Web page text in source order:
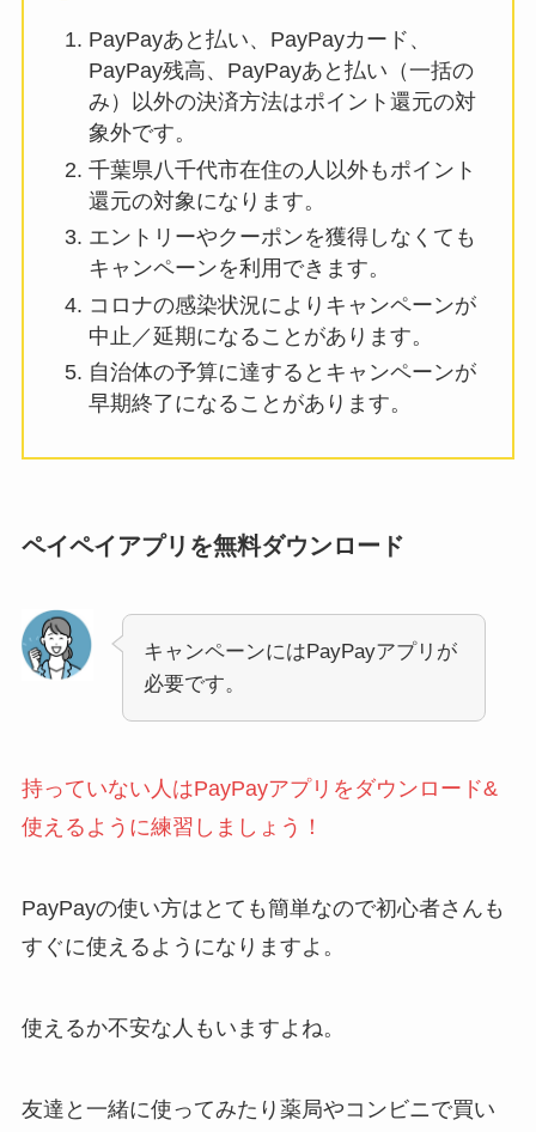
PayPayあと払い、PayPayカード、
PayPay残高、PayPayあと払い（一括の
み）以外の決済方法はポイント還元の対
象外です。
千葉県八千代市在住の人以外もポイント
還元の対象になります。
エントリーやクーポンを獲得しなくても
キャンペーンを利用できます。
コロナの感染状況によりキャンペーンが
中止／延期になることがあります。
自治体の予算に達するとキャンペーンが
早期終了になることがあります。
ペイペイアプリを無料ダウンロード
キャンペーンにはPayPayアプリが
必要です。
持っていない人はPayPayアプリをダウンロード&
使えるように練習しましょう！
PayPayの使い方はとても簡単なので初心者さんも
すぐに使えるようになりますよ。
使えるか不安な人もいますよね。
友達と一緒に使ってみたり薬局やコンビニで買い